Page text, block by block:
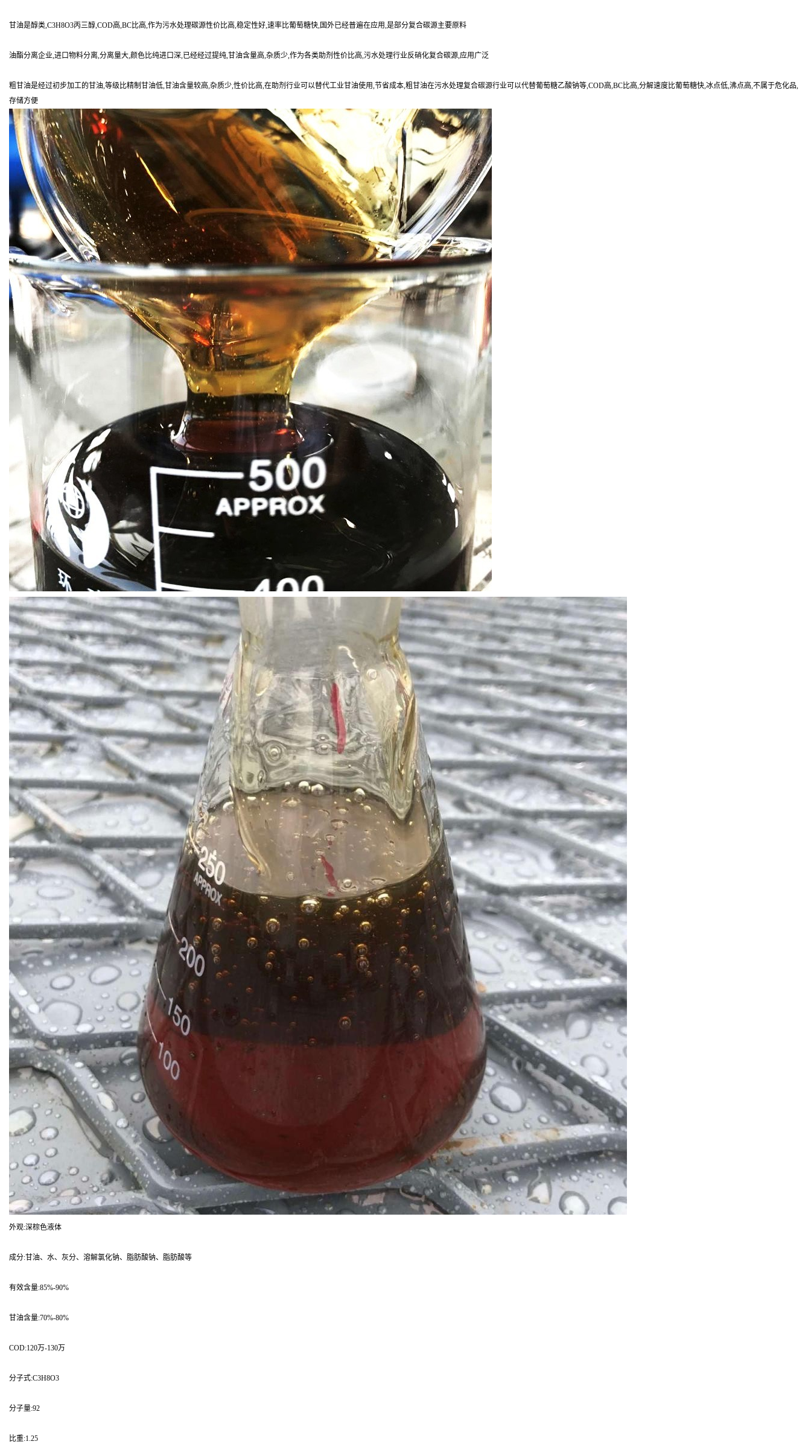
甘油是醇类,C3H8O3丙三醇,COD高,BC比高,作为污水处理碳源性价比高,稳定性好,速率比葡萄糖快,国外已经普遍在应用,是部分复合碳源主要原料
油酯分离企业,进口物料分离,分离量大,颜色比纯进口深,已经经过提纯,甘油含量高,杂质少,作为各类助剂性价比高,污水处理行业反硝化复合碳源,应用广泛
粗甘油是经过初步加工的甘油,等级比精制甘油低,甘油含量较高,杂质少,性价比高,在助剂行业可以替代工业甘油使用,节省成本,粗甘油在污水处理复合碳源行业可以代替葡萄糖乙酸钠等,COD高,BC比高,分解速度比葡萄糖快,冰点低,沸点高,不属于危化品,
存储方便
外观:深棕色液体
成分:甘油、水、灰分、溶解氯化钠、脂肪酸钠、脂肪酸等
有效含量:85%-90%
甘油含量:70%-80%
COD:120万-130万
分子式:C3H8O3
分子量:92
比重:1.25